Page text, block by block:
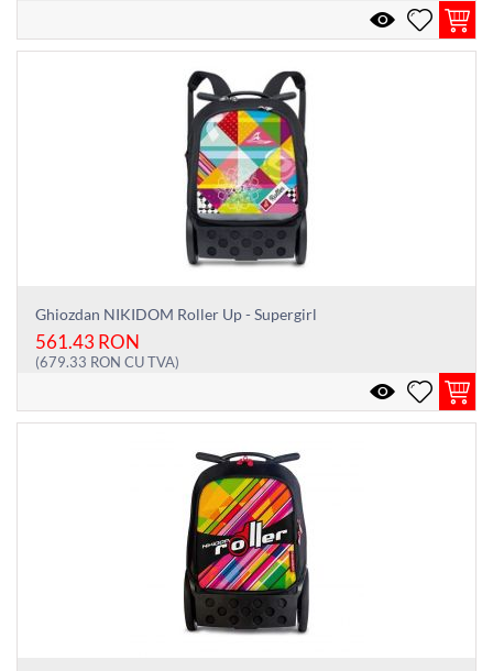
Ghiozdan NIKIDOM Roller Up - Supergirl
561.43 RON
(679.33 RON CU TVA)